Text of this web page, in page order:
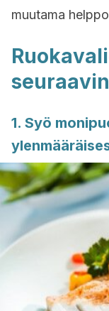
muutama
1. Syö